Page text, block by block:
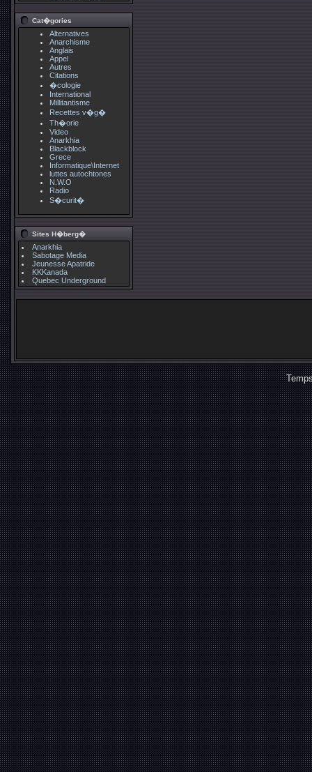
Cat�gories
Alternatives
Anarchisme
Anglais
Appel
Autres
Citations
�cologie
International
Millitantisme
Recettes v�g�
Th�orie
Video
Anarkhia
Blackblock
Grece
Informatique\Internet
luttes autochtones
N.W.O
Radio
S�curit�
Sites H�berg�
Anarkhia
Sabotage Media
Jeunesse Apatride
KKKanada
Quebec Underground